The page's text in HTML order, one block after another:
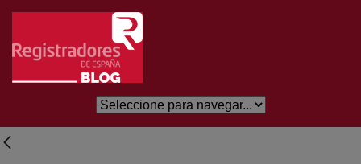
Salta al contingut principal